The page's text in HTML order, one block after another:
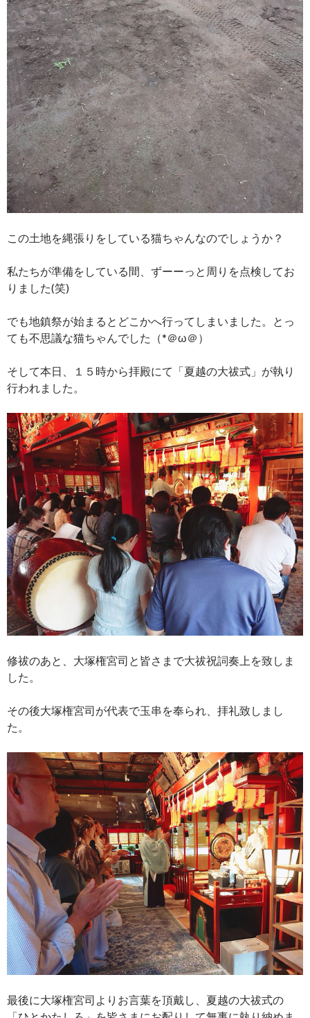
この土地を縄張りをしている猫ちゃんなのでしょうか？
私たちが準備をしている間、ずーーっと周りを点検してお
りました(笑)
でも地鎮祭が始まるとどこかへ行ってしまいました。とっ
ても不思議な猫ちゃんでした（*＠ω＠）
そして本日、１５時から拝殿にて「夏越の大祓式」が執り
行われました。
修祓のあと、大塚権宮司と皆さまで大祓祝詞奏上を致しま
した。
その後大塚権宮司が代表で玉串を奉られ、拝礼致しまし
た。
最後に大塚権宮司よりお言葉を頂戴し、夏越の大祓式の